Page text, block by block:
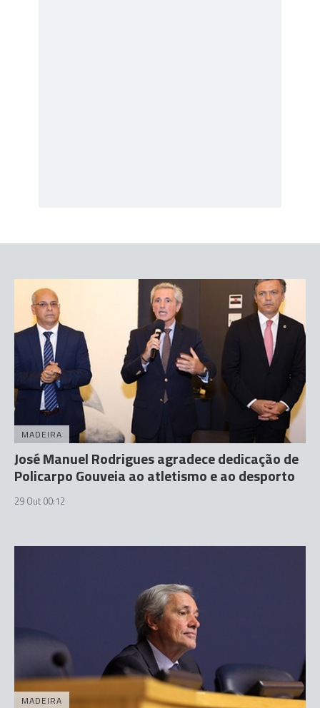
MADEIRA
José Manuel Rodrigues agradece dedicação de
Policarpo Gouveia ao atletismo e ao desporto
29 Out 00:12
MADEIRA